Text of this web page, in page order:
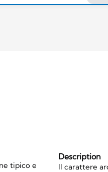
tipico e
Description
Il carattere